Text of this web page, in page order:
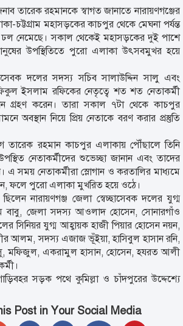
তারেক রহমানকে স্বাগত জানাতে নারায়ণগঞ্জের
চট্টগ্রাম মহাসড়কের কাচপুর থেকে মেঘনা পর্যন্ত
নেমেছে। সকাল থেকেই মহাসড়কের দুই পাশে
উপস্থিতিতে পুরো এলাকা উৎসবমুখর হয়ে
দলের সদস্য সচিব সালাউদ্দিন সালু এবং
ইসলাম রফিকের নেতৃত্বে শত শত নেতাকর্মী
গ্রহণ করেন। তারা সকাল ৭টা থেকে কাচপুর
অবস্থান নিয়ে প্রিয় নেতাকে বরণ করার প্রস্তুতি
রহমান কাচপুর এলাকায় পৌঁছালে তিনি
নেতাকর্মীদের শুভেচ্ছা জানান এবং তাদের
এ সময় নেতাকর্মীরা স্লোগান ও করতালির মাধ্যমে
ফলে পুরো এলাকা মুখরিত হয়ে ওঠে।
নারায়ণগঞ্জ জেলা স্বেচ্ছাসেবক দলের যুগ্ম
জেলা সদস্য আওলাদ হোসেন, সোনারগাঁও
সিনিয়র যুগ্ম আহ্বায়ক হাজী পিয়ার হোসেন নয়ন,
আলম, সদস্য এজাজ ভূঁইয়া, হাসিবুল হাসান রনি,
মফিজুল, একরামুল হাসান, হোসেন, হযরত আলী
সড়ক পথে কুমিল্লা ও চাঁদপুরের উদ্দেশ্যে
Post in Your Social Media